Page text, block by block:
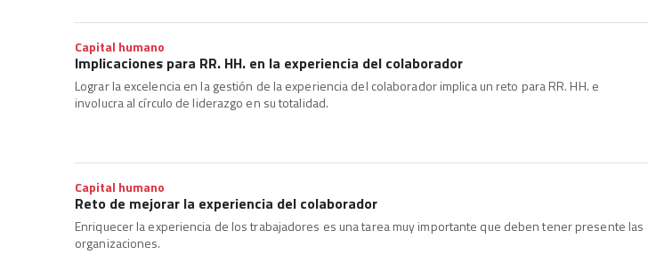
Capital humano
Implicaciones para RR. HH. en la experiencia del colaborador
Lograr la excelencia en la gestión de la experiencia del colaborador implica un reto para RR. HH. e
involucra al círculo de liderazgo en su totalidad.
Capital humano
Reto de mejorar la experiencia del colaborador
Enriquecer la experiencia de los trabajadores es una tarea muy importante que deben tener presente las
organizaciones.